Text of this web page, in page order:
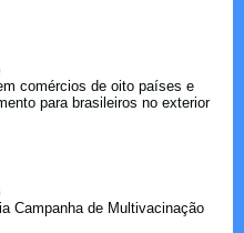
comércios de oito países e
para brasileiros no exterior
Campanha de Multivacinação